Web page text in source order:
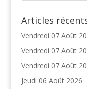
Articles
Vendredi 07 Août
Vendredi 07 Août
Vendredi 07 Août
Jeudi 06 Août 2026